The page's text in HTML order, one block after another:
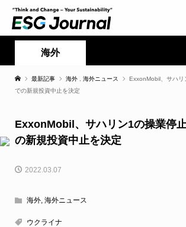
海外
最新記事 海外 海外ニュース
ExxonMobil、サハリ
での新規投資中止を決定
ExxonMobil、サハリン1の操業停
の新規投資中止を決定
2022.03.07
海外, 海外ニュース
ウクライナ